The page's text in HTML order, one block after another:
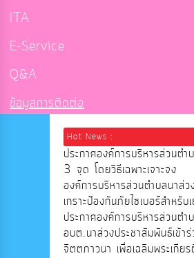
ITA
E-Service
Q&A
ข้อมูลการติดต่อ
Hot News :
ประกาศองค์การบริหารส่วนต
3 จุด โดยวิธีเฉพาะเจาะจง
องค์การบริหารส่วนตำบลนาส่
เกราะป้องกันภัยไซเบอร์สำหรับ
ประกาศองค์การบริหารส่วนต
อบต.นาส่วงประชาสัมพันธ์เ
จิตตภาวนา เพื่อเฉลิมพระเกีย